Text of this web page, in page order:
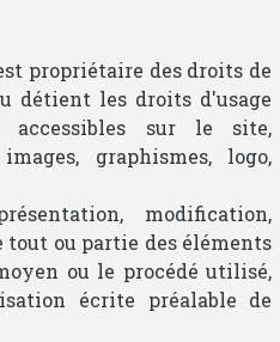
propriétaire des droits de
détient les droits d'usage
sur le site,
graphismes, logo,
modification,
ou partie des éléments
ou le procédé utilisé,
écrite préalable de